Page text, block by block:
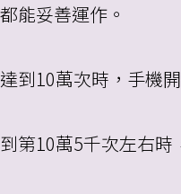
能妥善運作。
到10萬次時，手機
第10萬5千次左右時